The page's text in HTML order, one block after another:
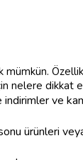
mümkün.
nelere dikkat
ve
ürünleri